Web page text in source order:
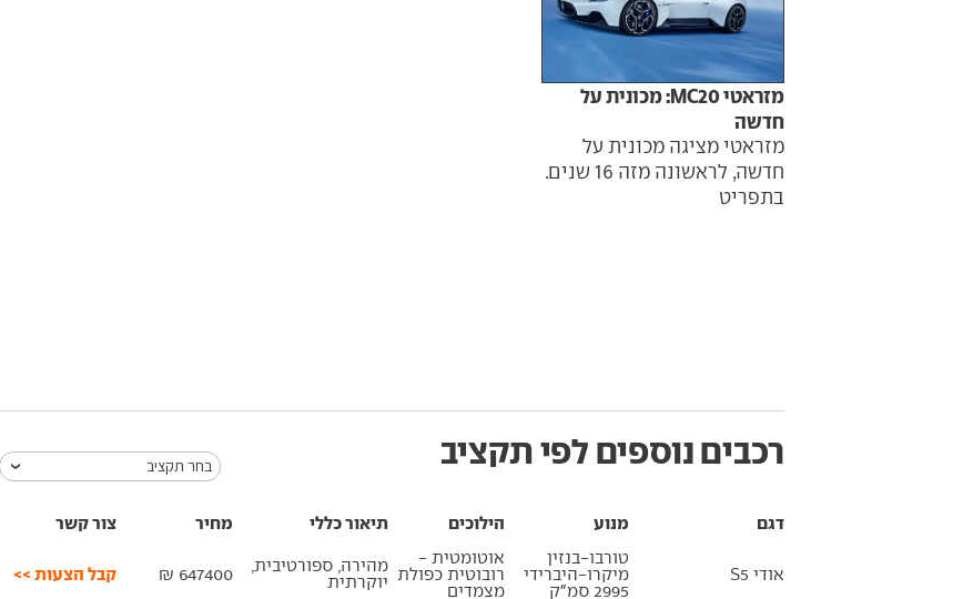
מזראטי MC20: מכונית על
חדשה
מזראטי מציגה מכונית על
חדשה, לראשונה מזה 16 שנים.
בתפריט
רכבים נוספים לפי תקציב בחר תקציב
דגם מנוע הילוכים תיאור כללי מחיר צור קשר
אודי S5
טורבו-בנזין
מיקרו-היברידי
2995 סמ״ק
אוטומטית -
רובוטית כפולת
מצמדים
מהירה, ספורטיבית,
יוקרתית 647400 ₪ קבל הצעות >>